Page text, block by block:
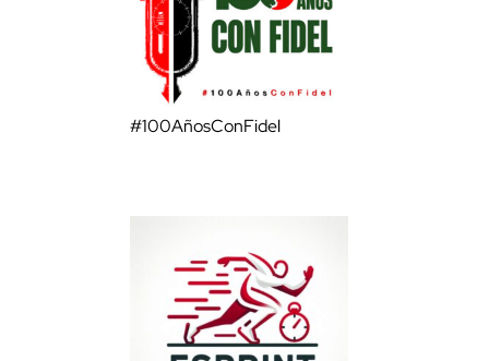
#100AñosConFidel